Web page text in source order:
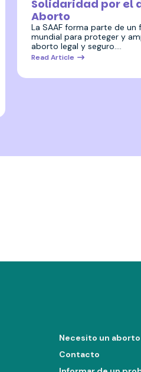
Solidaridad por el
Aborto
La SAAF forma parte de
mundial para proteger y
aborto legal y seguro.…
Read Article
Necesito un aborto
Contacto